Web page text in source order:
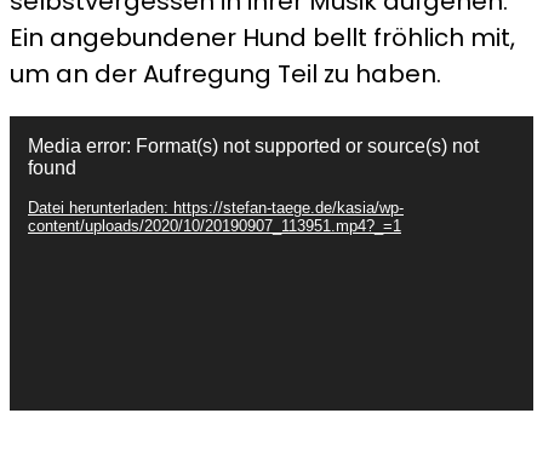
Ein angebundener Hund bellt fröhlich mit,
um an der Aufregung Teil zu haben.
Video-
Player
Media error: Format(s) not supported or source(s) not
found
Datei herunterladen: https://stefan-taege.de/kasia/wp-
content/uploads/2020/10/20190907_113951.mp4?_=1